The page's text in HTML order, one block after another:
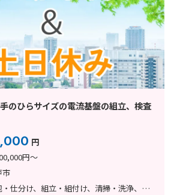
手のひらサイズの電流基盤の組立、検査
円
円～
市
検査、梱包・仕分け、組立・組付け、清掃・洗浄、ハンダ付け